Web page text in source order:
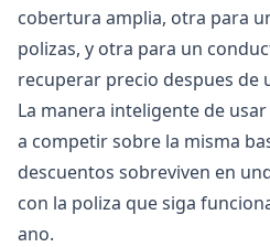
cobertura amplia, otra para
polizas, y otra para un
recuperar precio despues de
La manera inteligente de
a competir sobre la misma
descuentos sobreviven en
con la poliza que siga
ano.